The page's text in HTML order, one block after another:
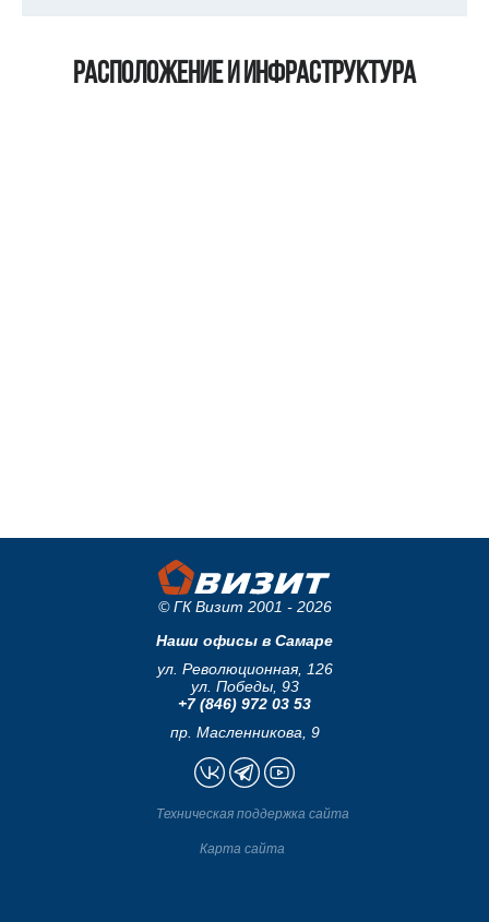
Расположение и инфраструктура
© ГК Визит 2001 - 2026
Наши офисы в Самаре
ул. Революционная, 126
ул. Победы, 93
+7 (846) 972 03 53
пр. Масленникова, 9
Техническая поддержка сайта
Карта сайта